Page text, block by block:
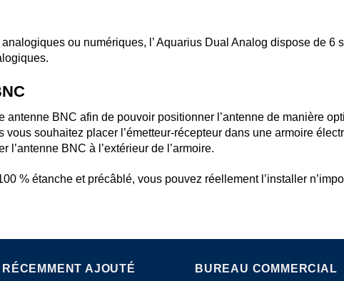
ou numériques, l’ Aquarius Dual Analog dispose de 6
antenne BNC afin de pouvoir positionner l’antenne de manière
souhaitez placer l’émetteur-récepteur dans une armoire
l’antenne BNC à l’extérieur de l’armoire.
% étanche et précâblé, vous pouvez réellement l’installer
RÉCEMMENT AJOUTÉ BUREAU COMMERCIAL